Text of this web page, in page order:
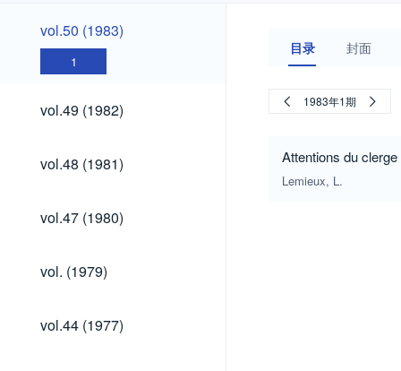
vol.50
(1983)
vol.50 (1983)
1
vol.49
(1982)
vol.49 (1982)
vol.48
(1981)
vol.48 (1981)
vol.47
(1980)
vol.47 (1980)
vol.
(1979)
vol. (1979)
vol.44
(1977)
vol.44 (1977)
目录 封面
1983年1期
Attentions du
Lemieux, L.